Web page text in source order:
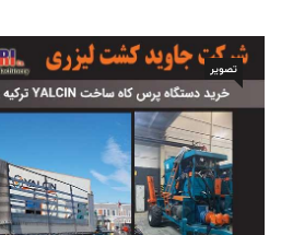
تصویر